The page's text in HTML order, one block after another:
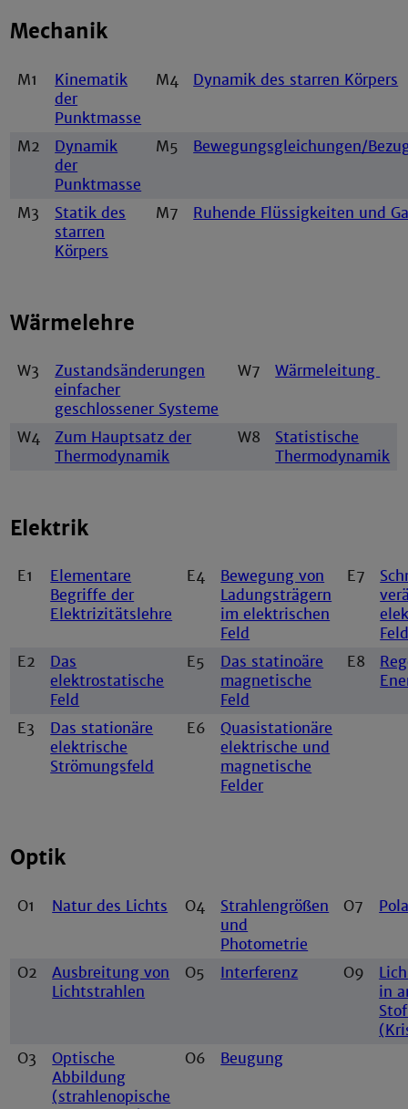
Mechanik
M1
Kinematik
der
Punktmasse
M4 Dynamik des starren Körpers
M2
Dynamik
der
Punktmasse
M5 Bewegungsgleichungen/
M3
Statik des
starren
Körpers
M7 Ruhende Flüssigkeiten und
Wärmelehre
W3
Zustandsänderungen
einfacher
geschlossener Systeme
W7 Wärmeleitung
W4
Zum Hauptsatz der
Thermodynamik
W8
Statistische
Thermodynamik
Elektrik
E1
Elementare
Begriffe der
Elektrizitätslehre
E4
Bewegung von
Ladungsträgern
im elektrischen
Feld
E7
E2
Das
elektrostatische
Feld
E5
Das statinoäre
magnetische
Feld
E8
E3
Das stationäre
elektrische
Strömungsfeld
E6
Quasistationäre
elektrische und
magnetische
Felder
Optik
O1 Natur des Lichts O4
Strahlengrößen
und
Photometrie
O7
O2
Ausbreitung von
Lichtstrahlen
O5 Interferenz O9
in
O3
Optische
Abbildung
(strahlenopische
O6 Beugung